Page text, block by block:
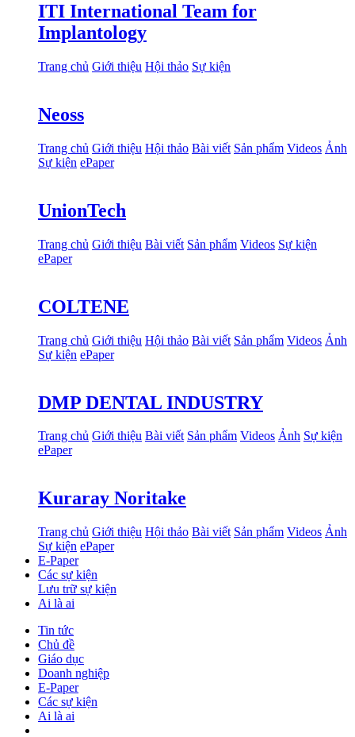
ITI International Team for
Implantology
Trang chủ Giới thiệu Hội thảo Sự kiện
Neoss
Trang chủ Giới thiệu Hội thảo Bài viết Sản phẩm Videos Ảnh
Sự kiện ePaper
UnionTech
Trang chủ Giới thiệu Bài viết Sản phẩm Videos Sự kiện
ePaper
COLTENE
Trang chủ Giới thiệu Hội thảo Bài viết Sản phẩm Videos Ảnh
Sự kiện ePaper
DMP DENTAL INDUSTRY
Trang chủ Giới thiệu Bài viết Sản phẩm Videos Ảnh Sự kiện
ePaper
Kuraray Noritake
Trang chủ Giới thiệu Hội thảo Bài viết Sản phẩm Videos Ảnh
Sự kiện ePaper
E-Paper
Các sự kiện
Lưu trữ sự kiện
Ai là ai
Tin tức
Chủ đề
Giáo dục
Doanh nghiệp
E-Paper
Các sự kiện
Ai là ai